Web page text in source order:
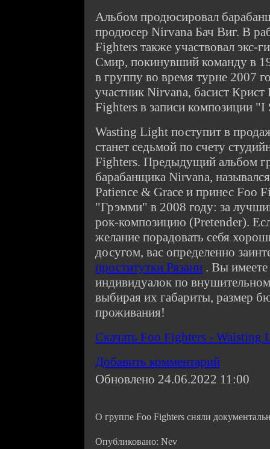
Альбом продюсировал
продюсер Nirvana Бач Виг. В
Fighters также участвовал экс-
Смир, покинувший команду в
в группу во время турне 2007
участник Nirvana, басист
Fighters в записи композиции
Wasting Light поступит в
станет седьмой по счету
Fighters. Предыдущий альбом
барабанщика Nirvana,
Patience & Grace и принес Foo
"Грэмми" в 2008 году: за
рок-композицию (Pretender).
желание порадовать себя
досугом, вас определенно
проститутки Рязани . Вы
индивидуалок по
выбирая их габариты, размер
проживания!
Скачать Foo Fighters - Waisting
Добавить комментарий
Обновлено 24.06.2022 11:00
О группе Foo Fighters сняли
Опубликовано: Nev